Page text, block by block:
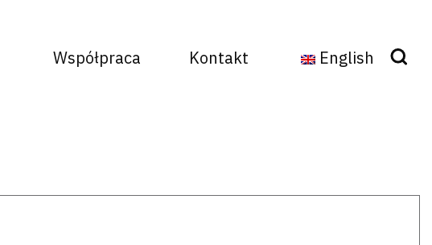
Współpraca Kontakt English